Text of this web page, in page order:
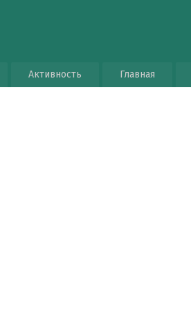
Активность Главная